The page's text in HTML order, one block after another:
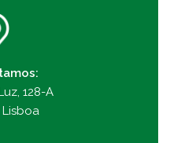
128-A
Lisboa